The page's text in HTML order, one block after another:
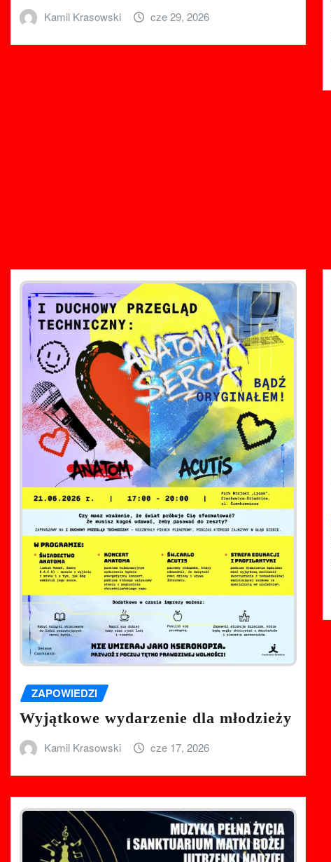
Kamil Krasowski cze 29, 2026
ZAPOWIEDZI
Wyjątkowe wydarzenie dla młodzieży
Kamil Krasowski cze 17, 2026